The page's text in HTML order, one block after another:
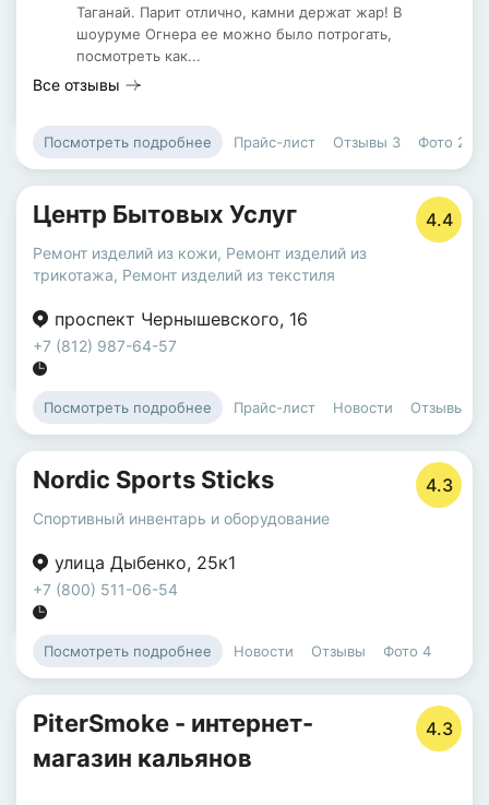
Таганай. Парит отлично, камни держат жар! В
шоуруме Огнера ее можно было потрогать,
посмотреть как...
Все отзывы
Посмотреть подробнее Прайс-лист Отзывы 3 Фото 2
Центр Бытовых Услуг 4.4
Ремонт изделий из кожи, Ремонт изделий из
трикотажа, Ремонт изделий из текстиля
проспект Чернышевского, 16
+7 (812) 987-64-57
Посмотреть подробнее Прайс-лист Новости Отзывы
Nordic Sports Sticks 4.3
Спортивный инвентарь и оборудование
улица Дыбенко, 25к1
+7 (800) 511-06-54
Посмотреть подробнее Новости Отзывы Фото 4
PiterSmoke - интернет-
магазин кальянов
4.3